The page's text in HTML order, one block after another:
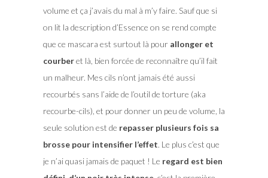
volume et ça j’avais du mal à m’y faire. Sauf que si
on lit la description d’Essence on se rend compte
que ce mascara est surtout là pour allonger et
courberet là, bien forcée de reconnaître qu’il fait
un malheur. Mes cils n’ont jamais été aussi
recourbés sans l’aide de l’outil de torture (aka
recourbe-cils), et pour donner un peu de volume, la
seule solution est de repasser plusieurs fois sa
brosse pour intensifier l’effet. Le plus c’est que
je n’ai quasi jamais de paquet ! Le regard est bien